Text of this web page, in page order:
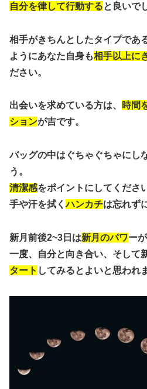
自分を律して行動すると良いで
相手がきちんとしたタイプであ
ようにあなた自身も相手以上に
ださい。
出会いを求めている方は、 時間
ションが吉です。
バッグの中はぐちゃぐちゃにし
う。
清潔感をポイントにしてくださ
手や汗を拭くハンカチは忘れず
新月前後2~3日は新月のパワー
一度、自分と向き合い、そして
タート してみるとよいと思われ